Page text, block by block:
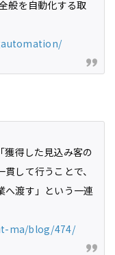
般を自動化する取
得した見込み客の
して行うことで、
へ渡す」という一連
ma/blog/474/